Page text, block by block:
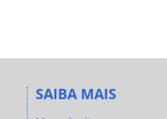
SAIBA MAIS